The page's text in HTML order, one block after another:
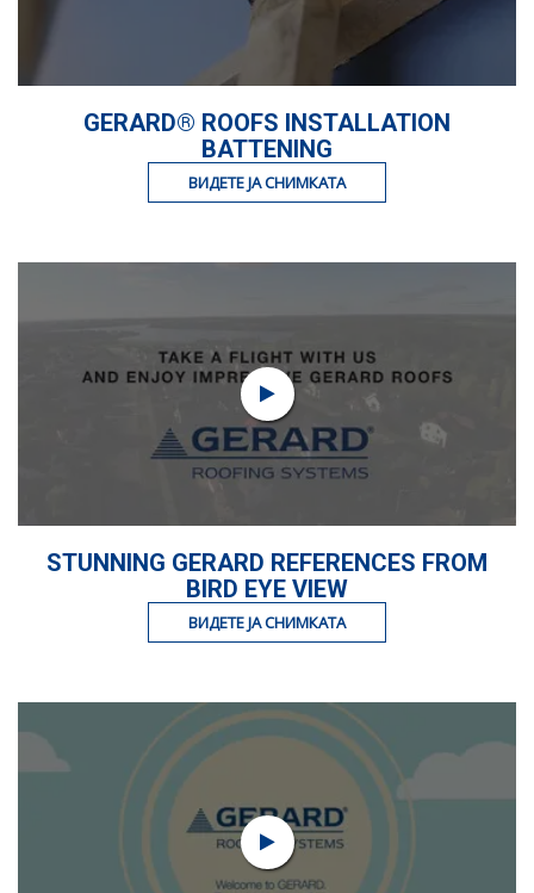
GERARD® ROOFS INSTALLATION
BATTENING
ВИДЕТЕ ЈА СНИМКАТА
STUNNING GERARD REFERENCES FROM
BIRD EYE VIEW
ВИДЕТЕ ЈА СНИМКАТА